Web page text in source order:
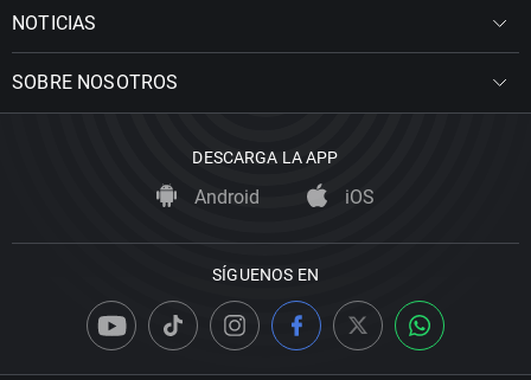
NOTICIAS
SOBRE NOSOTROS
DESCARGA LA APP
Android iOS
SÍGUENOS EN